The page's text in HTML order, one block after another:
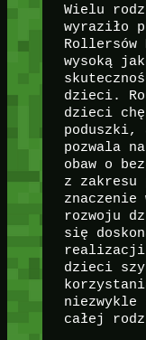
Wielu
wyraziło
Rollersów
wysoką
dzieci.
dzieci
poduszki,
pozwala
obaw o
z
znaczenie
rozwoju
się
realizacji.
dzieci
niezwykle
całej